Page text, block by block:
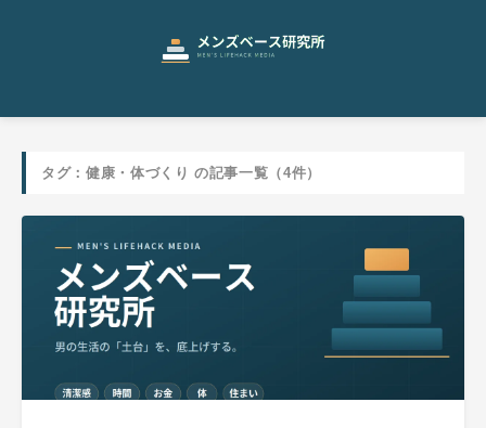
タグ：健康・体づくり の記事一覧（4件）